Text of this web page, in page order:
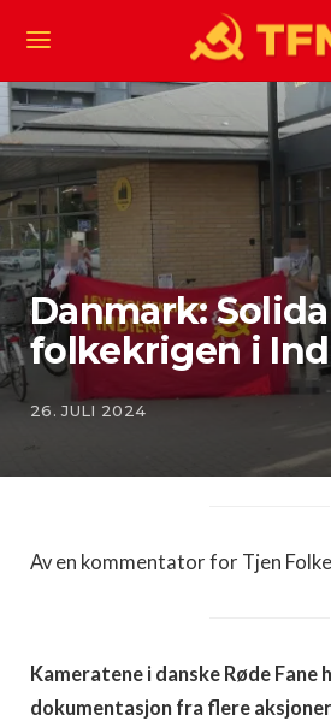
Danmark:
folkekrigen i
26. JULI 2024
Av en kommentator for Tjen
Kameratene i danske Røde
dokumentasjon fra flere